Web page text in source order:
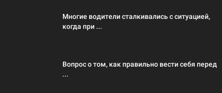
Многие водители сталкивались с ситуацией,
когда при ...
Вопрос о том, как правильно вести себя перед
...